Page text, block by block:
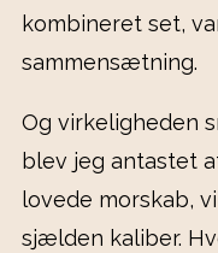
kombineret set,
sammensætning.
Og virkeligheden
blev jeg antastet
lovede morskab,
sjælden kaliber.